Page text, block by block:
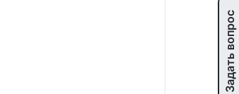
Задать вопрос